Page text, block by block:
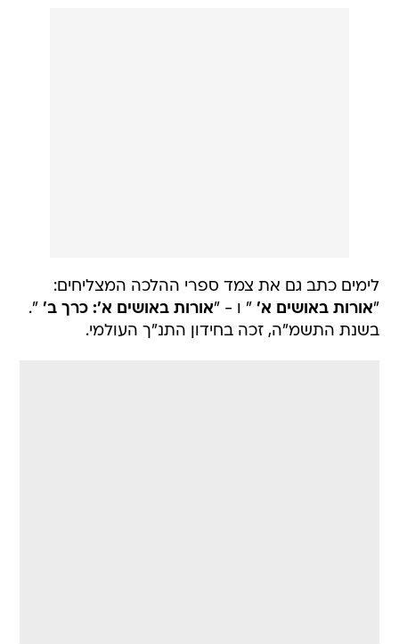
לימים כתב גם את צמד ספרי ההלכה המצליחים:
"אורות באושים א' " ו - "אורות באושים א': כרך ב' ".
בשנת התשמ"ה, זכה בחידון התנ"ך העולמי.